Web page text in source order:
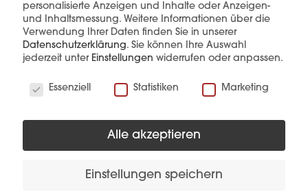
Diese Produkte könnten Sie auch
personalisierte Anzeigen und Inhalte oder Anzeigen-
und Inhaltsmessung. Weitere Informationen über die
Verwendung Ihrer Daten finden Sie in unserer
Datenschutzerklärung. Sie können Ihre Auswahl
jederzeit unter Einstellungen widerrufen oder anpassen.
Essenziell
Statistiken Marketing
Alle akzeptieren
Einstellungen speichern